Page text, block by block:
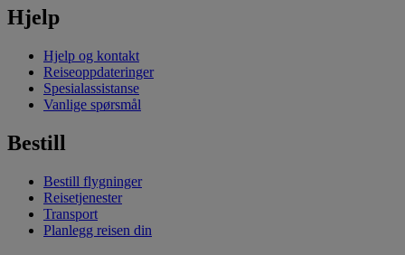
Hjelp
Hjelp og kontakt
Reiseoppdateringer
Spesialassistanse
Vanlige spørsmål
Bestill
Bestill flygninger
Reisetjenester
Transport
Planlegg reisen din